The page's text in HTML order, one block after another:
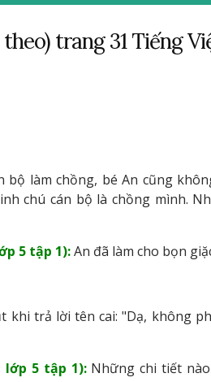
trang 31 Tiếng
bộ làm chồng, bé An cũng
chú cán bộ là chồng mình.
5 tập 1):An đã làm cho bọn
khi trả lời tên cai: "Dạ, không
lớp 5 tập 1):Những chi tiết